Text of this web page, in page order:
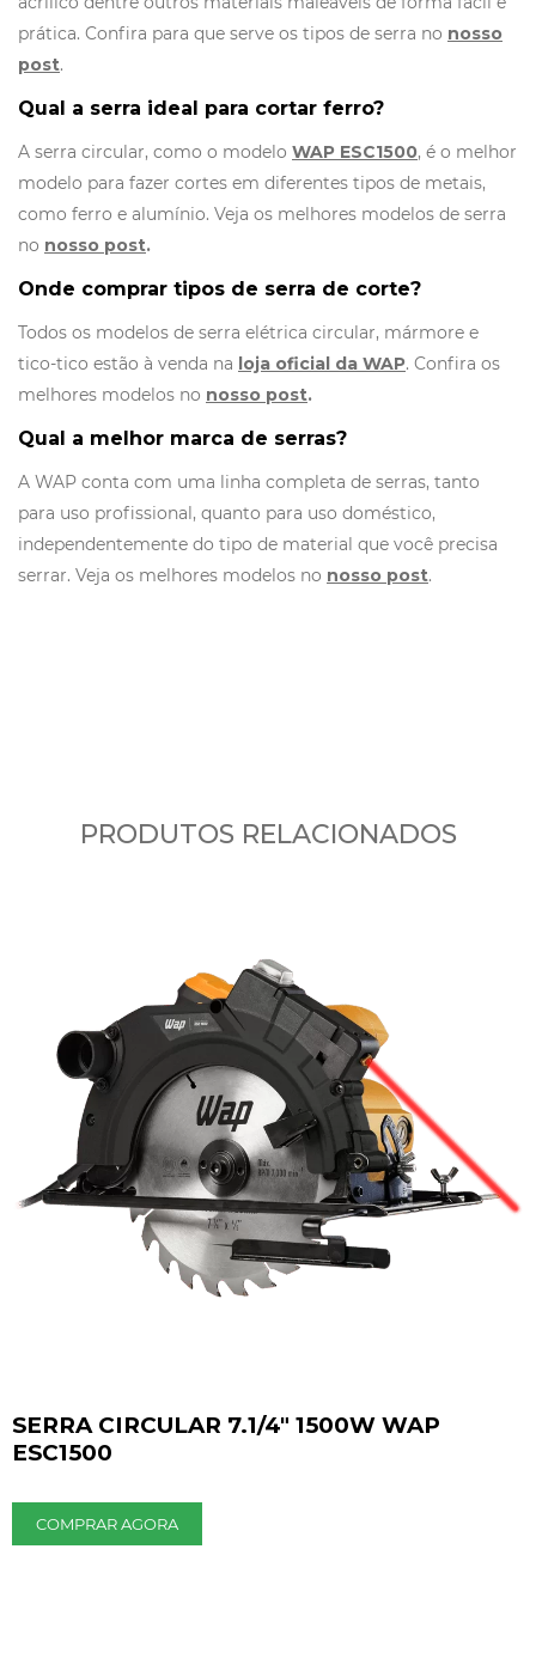
prática. Confira para que serve os tipos de serra no nosso
post.
Qual a serra ideal para cortar ferro?
A serra circular, como o modelo WAP ESC1500, é o melhor
modelo para fazer cortes em diferentes tipos de metais,
como ferro e alumínio. Veja os melhores modelos de serra
no nosso post.
Onde comprar tipos de serra de corte?
Todos os modelos de serra elétrica circular, mármore e
tico-tico estão à venda na loja oficial da WAP. Confira os
melhores modelos no nosso post.
Qual a melhor marca de serras?
A WAP conta com uma linha completa de serras, tanto
para uso profissional, quanto para uso doméstico,
independentemente do tipo de material que você precisa
serrar. Veja os melhores modelos no nosso post.
PRODUTOS RELACIONADOS
SERRA CIRCULAR 7.1/4" 1500W WAP
ESC1500
COMPRAR AGORA